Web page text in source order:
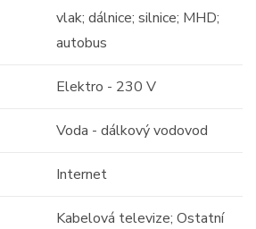
vlak; dálnice; silnice; MHD;
autobus
Elektro - 230 V
Voda - dálkový vodovod
Internet
Kabelová televize; Ostatní